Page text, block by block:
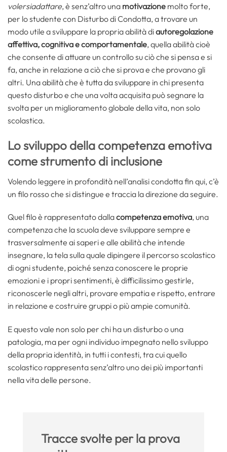
volersiadattare, è senz’altro una motivazione molto forte,
per lo studente con Disturbo di Condotta, a trovare un
modo utile a sviluppare la propria abilità diautoregolazione
affettiva, cognitiva e comportamentale, quella abilità cioè
che consente di attuare un controllo su ciò che si pensa e si
fa, anche in relazione a ciò che si prova e che provano gli
altri. Una abilità che è tutta da sviluppare in chi presenta
questo disturbo e che una volta acquisita può segnare la
svolta per un miglioramento globale della vita, non solo
scolastica.
Lo sviluppo della competenza emotiva
come strumento di inclusione
Volendo leggere in profondità nell’analisi condotta fin qui, c’è
un filo rosso che si distingue e traccia la direzione da seguire.
Quel filo è rappresentato dallacompetenza emotiva, una
competenza che la scuola deve sviluppare sempre e
trasversalmente ai saperi e alle abilità che intende
insegnare, la tela sulla quale dipingere il percorso scolastico
di ogni studente, poiché senza conoscere le proprie
emozioni e i propri sentimenti, è difficilissimo gestirle,
riconoscerle negli altri, provare empatia e rispetto, entrare
in relazione e costruire gruppi o più ampie comunità.
E questo vale non solo per chi ha un disturbo o una
patologia, ma per ogni individuo impegnato nello sviluppo
della propria identità, in tutti i contesti, tra cui quello
scolastico rappresenta senz’altro uno dei più importanti
nella vita delle persone.
Tracce svolte per la prova